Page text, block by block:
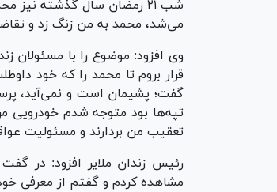
شب ۲۱ رمضان سال گذشته
می‌شد، محمد به من زنگ زد و
وی افزود: موضوع را با مسئولان
قرار بروم تا محمد را که خود
گفت؛ پشیمان است و نمی‌آید،
تپه‌ها بود متوجه شدم خودرویی
تعقیب من بردارند و مسئولیت
رئیس زندان ملایر افزود: در
مشاهده کردم و گفتم از معرفی